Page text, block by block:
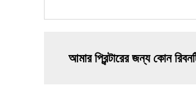
আমার প্রিন্টারের জন্য কোন